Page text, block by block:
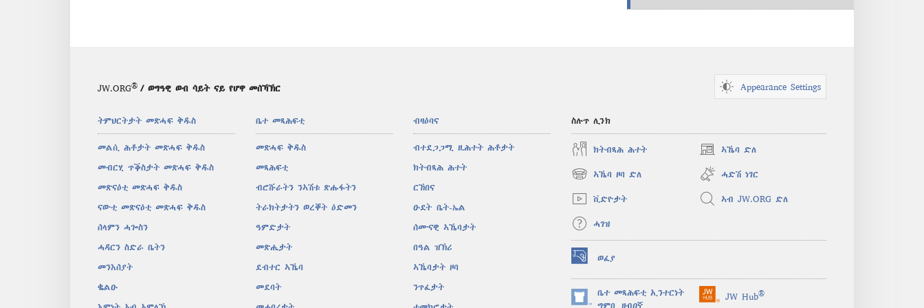
JW.ORG® / ወግዓዊ ወብ ሳይት ናይ የሆዋ መሰኻኽር Appearance Settings
ትምህርትታት መጽሓፍ ቅዱስ
መልሲ ሕቶታት መጽሓፍ ቅዱስ
መብርሂ ጥቕስታት መጽሓፍ ቅዱስ
መጽናዕቲ መጽሓፍ ቅዱስ
ናውቲ መጽናዕቲ መጽሓፍ ቅዱስ
ሰላምን ሓጐስን
ሓዳርን ስድራ ቤትን
መንእሰያት
ቈልዑ
ቤተ መጻሕፍቲ
መጽሓፍ ቅዱስ
መጻሕፍቲ
ብሮሹራትን ንኣሽቱ ጽሑፋትን
ትራክትታትን ወረቐት ዕድመን
ዓምድታት
መጽሔታት
ደብተር ኣኼባ
መደባት
ብዛዕባና
ብተደጋጋሚ ዚሕተት ሕቶታት
ክትብጻሕ ሕተት
ርኸበና
ዑደት ቤት-ኤል
ሰሙናዊ ኣኼባታት
በዓል ዝኽሪ
ኣኼባታት ዞባ
ንጥፈታት
ስሉጥ ሊንክ
ክትብጻሕ ሕተት ኣኼባ ድለ
(opens
new
window)
ኣኼባ ዞባ ድለ
(opens
new
window)
ሓድሽ ነገር
ቪድዮታት ኣብ JW.ORG ድለ
ሓገዝ
ወፈያ
(opens
new
window)ቤተ መጻሕፍቲ ኢንተርነት
ግምቢ ዘብዐኛ
(opens
JW Hub®
(opens